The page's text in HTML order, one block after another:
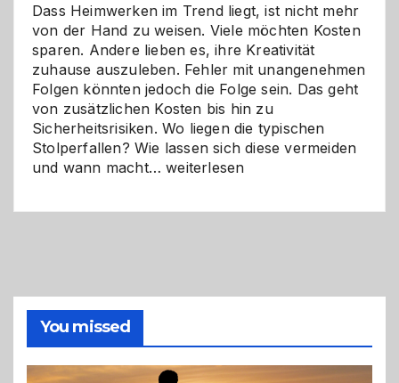
Dass Heimwerken im Trend liegt, ist nicht mehr
von der Hand zu weisen. Viele möchten Kosten
sparen. Andere lieben es, ihre Kreativität
zuhause auszuleben. Fehler mit unangenehmen
Folgen könnten jedoch die Folge sein. Das geht
von zusätzlichen Kosten bis hin zu
Sicherheitsrisiken. Wo liegen die typischen
Stolperfallen? Wie lassen sich diese vermeiden
und wann macht…Selber
richtige
Entscheidung
weiterlesen
You missed